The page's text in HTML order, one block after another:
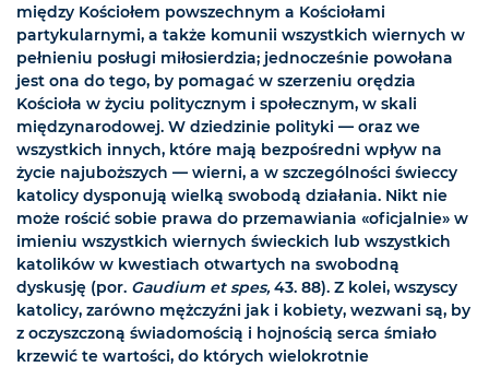
między Kościołem powszechnym a Kościołami
partykularnymi, a także komunii wszystkich wiernych w
pełnieniu posługi miłosierdzia; jednocześnie powołana
jest ona do tego, by pomagać w szerzeniu orędzia
Kościoła w życiu politycznym i społecznym, w skali
międzynarodowej. W dziedzinie polityki — oraz we
wszystkich innych, które mają bezpośredni wpływ na
życie najuboższych — wierni, a w szczególności świeccy
katolicy dysponują wielką swobodą działania. Nikt nie
może rościć sobie prawa do przemawiania «oficjalnie» w
imieniu wszystkich wiernych świeckich lub wszystkich
katolików w kwestiach otwartych na swobodną
dyskusję (por. Gaudium et spes,43. 88). Z kolei, wszyscy
katolicy, zarówno mężczyźni jak i kobiety, wezwani są, by
z oczyszczoną świadomością i hojnością serca śmiało
krzewić te wartości, do których wielokrotnie